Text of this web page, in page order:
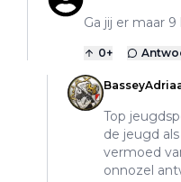
Ga jij er maar
0+
Top
de jeugd
vermoed
onnozel